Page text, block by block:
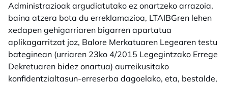
Administrazioak argudiatutako ez onartzeko arrazoia,
baina atzera bota du erreklamazioa, LTAIBGren lehen
xedapen gehigarriaren bigarren apartatua
aplikagarritzat joz, Balore Merkatuaren Legearen testu
bateginean (urriaren 23ko 4/2015 Legegintzako Errege
Dekretuaren bidez onartua) aurreikusitako
konfidentzialtasun-erreserba dagoelako, eta, bestalde,